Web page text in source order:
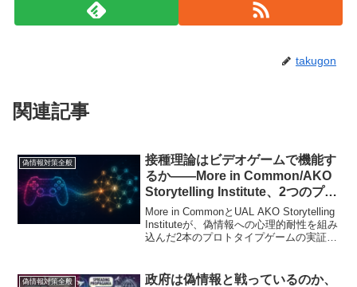
takugon
関連記事
偽情報対策全般
接種理論はビデオゲームで機能す
るか——More in Common/AKO
Storytelling Institute、2つのプロ
トタイプゲームの実証結果を公表
More in CommonとUAL AKO Storytelling
Instituteが、偽情報への心理的耐性を組み
込んだ2本のプロトタイプゲームの実証テ
した設計の課題を報告する。
偽情報対策全般
政府は偽情報と戦っているのか、